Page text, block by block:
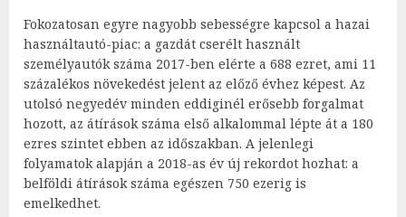
Fokozatosan egyre nagyobb sebességre kapcsol a hazai
használtautó-piac: a gazdát cserélt használt
személyautók száma 2017-ben elérte a 688 ezret, ami 11
százalékos növekedést jelent az előző évhez képest. Az
utolsó negyedév minden eddiginél erősebb forgalmat
hozott, az átírások száma első alkalommal lépte át a 180
ezres szintet ebben az időszakban. A jelenlegi
folyamatok alapján a 2018-as év új rekordot hozhat: a
belföldi átírások száma egészen 750 ezerig is
emelkedhet.